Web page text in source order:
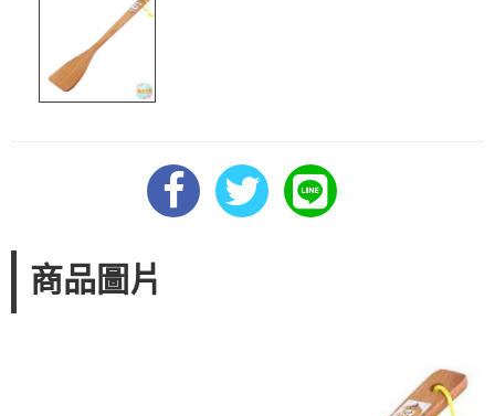
商品圖片